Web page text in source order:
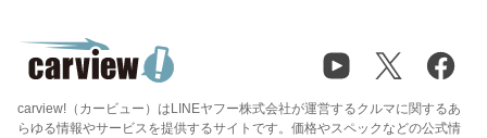
carview!（カービュー）はLINEヤフー株式会社が運営するクルマに関するあ
らゆる情報やサービスを提供するサイトです。価格やスペックなどの公式情